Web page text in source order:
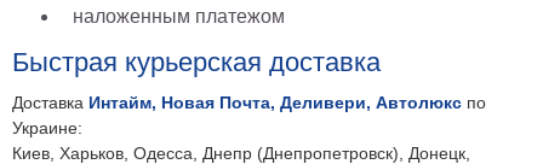
наложенным платежом
Быстрая курьерская доставка
Доставка Интайм, Новая Почта, Деливери, Автолюкс по
Украине:
Киев, Харьков, Одесса, Днепр (Днепропетровск), Донецк,